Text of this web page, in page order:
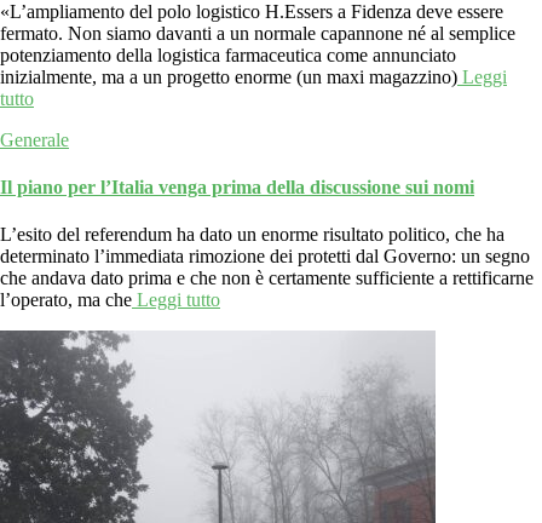
«L’ampliamento del polo logistico H.Essers a Fidenza deve essere
fermato. Non siamo davanti a un normale capannone né al semplice
potenziamento della logistica farmaceutica come annunciato
inizialmente, ma a un progetto enorme (un maxi magazzino) Leggi
tutto
Generale
Il piano per l’Italia venga prima della discussione sui nomi
L’esito del referendum ha dato un enorme risultato politico, che ha
determinato l’immediata rimozione dei protetti dal Governo: un segno
che andava dato prima e che non è certamente sufficiente a rettificarne
l’operato, ma che Leggi tutto